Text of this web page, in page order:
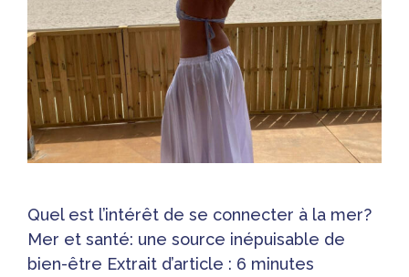
Quel est l’intérêt de se connecter à la mer?
Mer et santé: une source inépuisable de
bien-être Extrait d’article : 6 minutes